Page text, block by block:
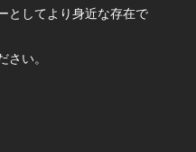
としてより身近な存在で
い。